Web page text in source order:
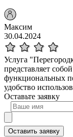
Максим
30.04.2024
Услуга
представляет
функциональных
удобство
Оставьте заявку
Оставить заявку